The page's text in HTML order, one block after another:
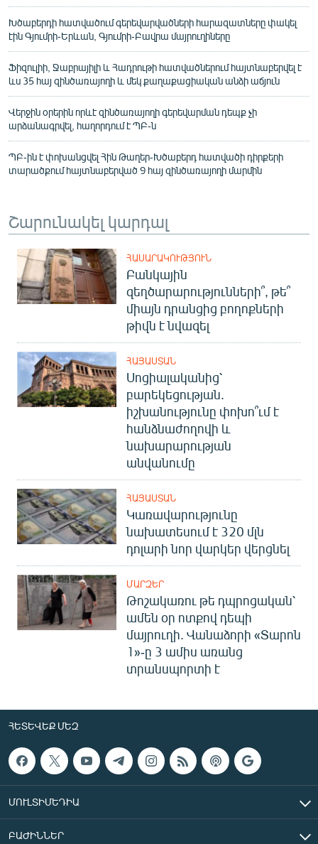
Խծաբերդի հատվածում գերեվարվածների հարազատները փակել
էին Գյումրի-Երևան, Գյումրի-Բավրա մայրուղիները
Ֆիզուլիի, Ջաբրայիլի և Հադրութի հատվածներում հայտնաբերվել է
ևս 35 հայ զինծառայողի և մեկ քաղաքացիական անձի աճյուն
Վերջին օրերին որևէ զինծառայողի գերեվարման դեպք չի
արձանագրվել, հաղորդում է ՊԲ-ն
ՊԲ-ին է փոխանցվել Հին Թաղեր-Խծաբերդ հատվածի դիրքերի
տարածքում հայտնաբերված 9 հայ զինծառայողի մարմին
Շարունակել կարդալ
ՀԱՍԱՐԱԿՈՒԹՅՈՒՆ
Բանկային
զեղծարարությունների՞, թե՞
միայն դրանցից բողոքների
թիվն է նվազել
ՀԱՅԱՍՏԱՆ
Սոցիալականից՝
բարեկեցության.
իշխանությունը փոխո՞ւմ է
հանձնաժողովի և
նախարարության
անվանումը
ՀԱՅԱՍՏԱՆ
Կառավարությունը
նախատեսում է 320 մլն
դոլարի նոր վարկեր վերցնել
ՄԱՐԶԵՐ
Թոշակառու թե դպրոցական՝
ամեն օր ոտքով դեպի
մայրուղի. Վանաձորի «Տարոն
1»-ը 3 ամիս առանց
տրանսպորտի է
ՀԵՏԵՎԵՔ ՄԵԶ
ՄՈՒԼՏԻՄԵԴԻԱ
ԲԱԺԻՆՆԵՐ